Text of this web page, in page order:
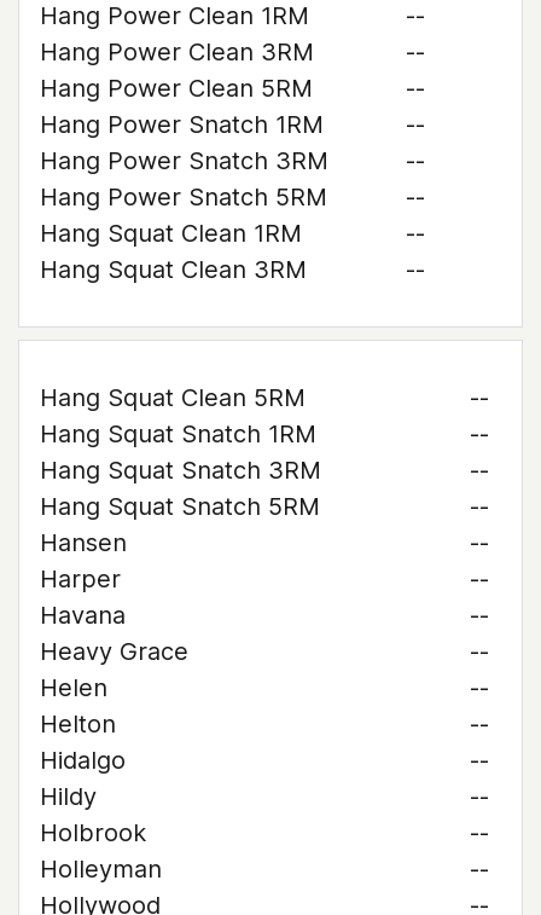
Hang Power Clean 1RM
--
Hang Power Clean 3RM
--
Hang Power Clean 5RM
--
Hang Power Snatch 1RM
--
Hang Power Snatch 3RM
--
Hang Power Snatch 5RM
--
Hang Squat Clean 1RM
--
Hang Squat Clean 3RM
--
Hang Squat Clean 5RM
--
Hang Squat Snatch 1RM
--
Hang Squat Snatch 3RM
--
Hang Squat Snatch 5RM
--
Hansen
--
Harper
--
Havana
--
Heavy Grace
--
Helen
--
Helton
--
Hidalgo
--
Hildy
--
Holbrook
--
Holleyman
--
Hollywood
--